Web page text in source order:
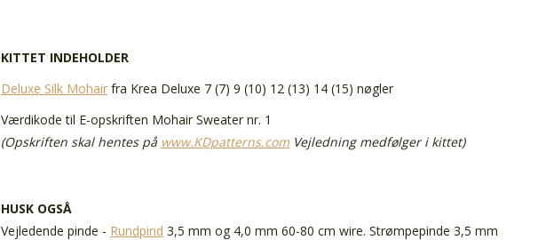
KITTET INDEHOLDER
Deluxe Silk Mohair fra Krea Deluxe 7 (7) 9 (10) 12 (13) 14 (15) nøgler
Værdikode til E-opskriften Mohair Sweater nr. 1
(Opskriften skal hentes på www.KDpatterns.com Vejledning medfølger i kittet)
HUSK OGSÅ
Vejledende pinde - Rundpind 3,5 mm og 4,0 mm 60-80 cm wire. Strømpepinde 3,5 mm